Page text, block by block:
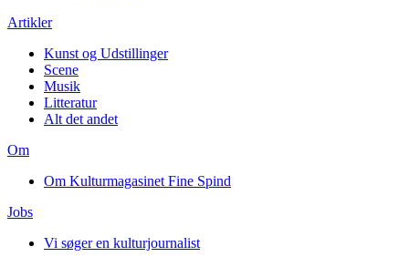
Artikler
Kunst og Udstillinger
Scene
Musik
Litteratur
Alt det andet
Om
Om Kulturmagasinet Fine Spind
Jobs
Vi søger en kulturjournalist